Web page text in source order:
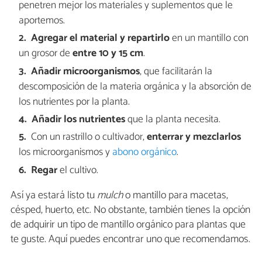
penetren mejor los materiales y suplementos que le
aportemos.
Agregar el material y repartirloen un mantillo con
un grosor deentre 10 y 15 cm.
Añadir microorganismos, que facilitarán la
descomposición de la materia orgánica y la absorción de
los nutrientes por la planta.
Añadir los nutrientesque la planta necesita.
Con un rastrillo o cultivador,enterrar y mezclarlos
los microorganismos yabono orgánico.
Regarel cultivo.
Así ya estará listo tumulcho mantillo para macetas,
césped, huerto, etc. No obstante, también tienes la opción
de adquirir un tipo de mantillo orgánico para plantas que
te guste. Aquí puedes encontrar uno que recomendamos.